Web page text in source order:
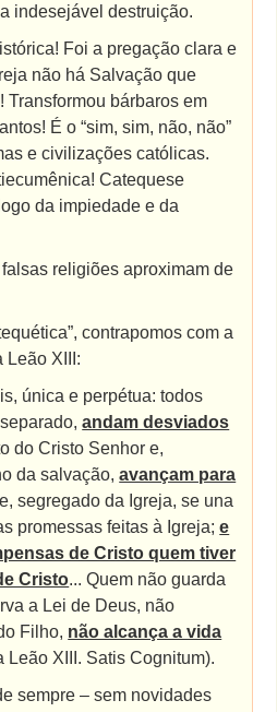
indesejável destruição.
Foi a pregação clara e
não há Salvação que
Transformou bárbaros em
É o “sim, sim, não, não”
e civilizações católicas.
Catequese
da impiedade e da
religiões aproximam de
contrapomos com a
Leão XIII:
única e perpétua: todos
andam desviados
do Cristo Senhor e,
da salvação,avançam para
segregado da Igreja, se una
promessas feitas à Igreja;e
de Cristo quem tiver
Cristo... Quem não guarda
a Lei de Deus, não
Filho, não alcança a vida
Leão XIII. Satis Cognitum).
sempre – sem novidades